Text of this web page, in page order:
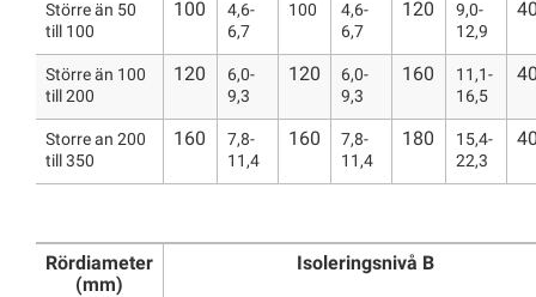
Större än 50
till 100
100
4,6-
6,7
100
4,6-
6,7
120
9,0-
12,9
Större än 100
till 200
120
6,0-
9,3
120
6,0-
9,3
160
11,1-
16,5
Storre an 200
till 350
160
7,8-
11,4
160
7,8-
11,4
180
15,4-
22,3
Rördiameter
(mm)
Isoleringsnivå B